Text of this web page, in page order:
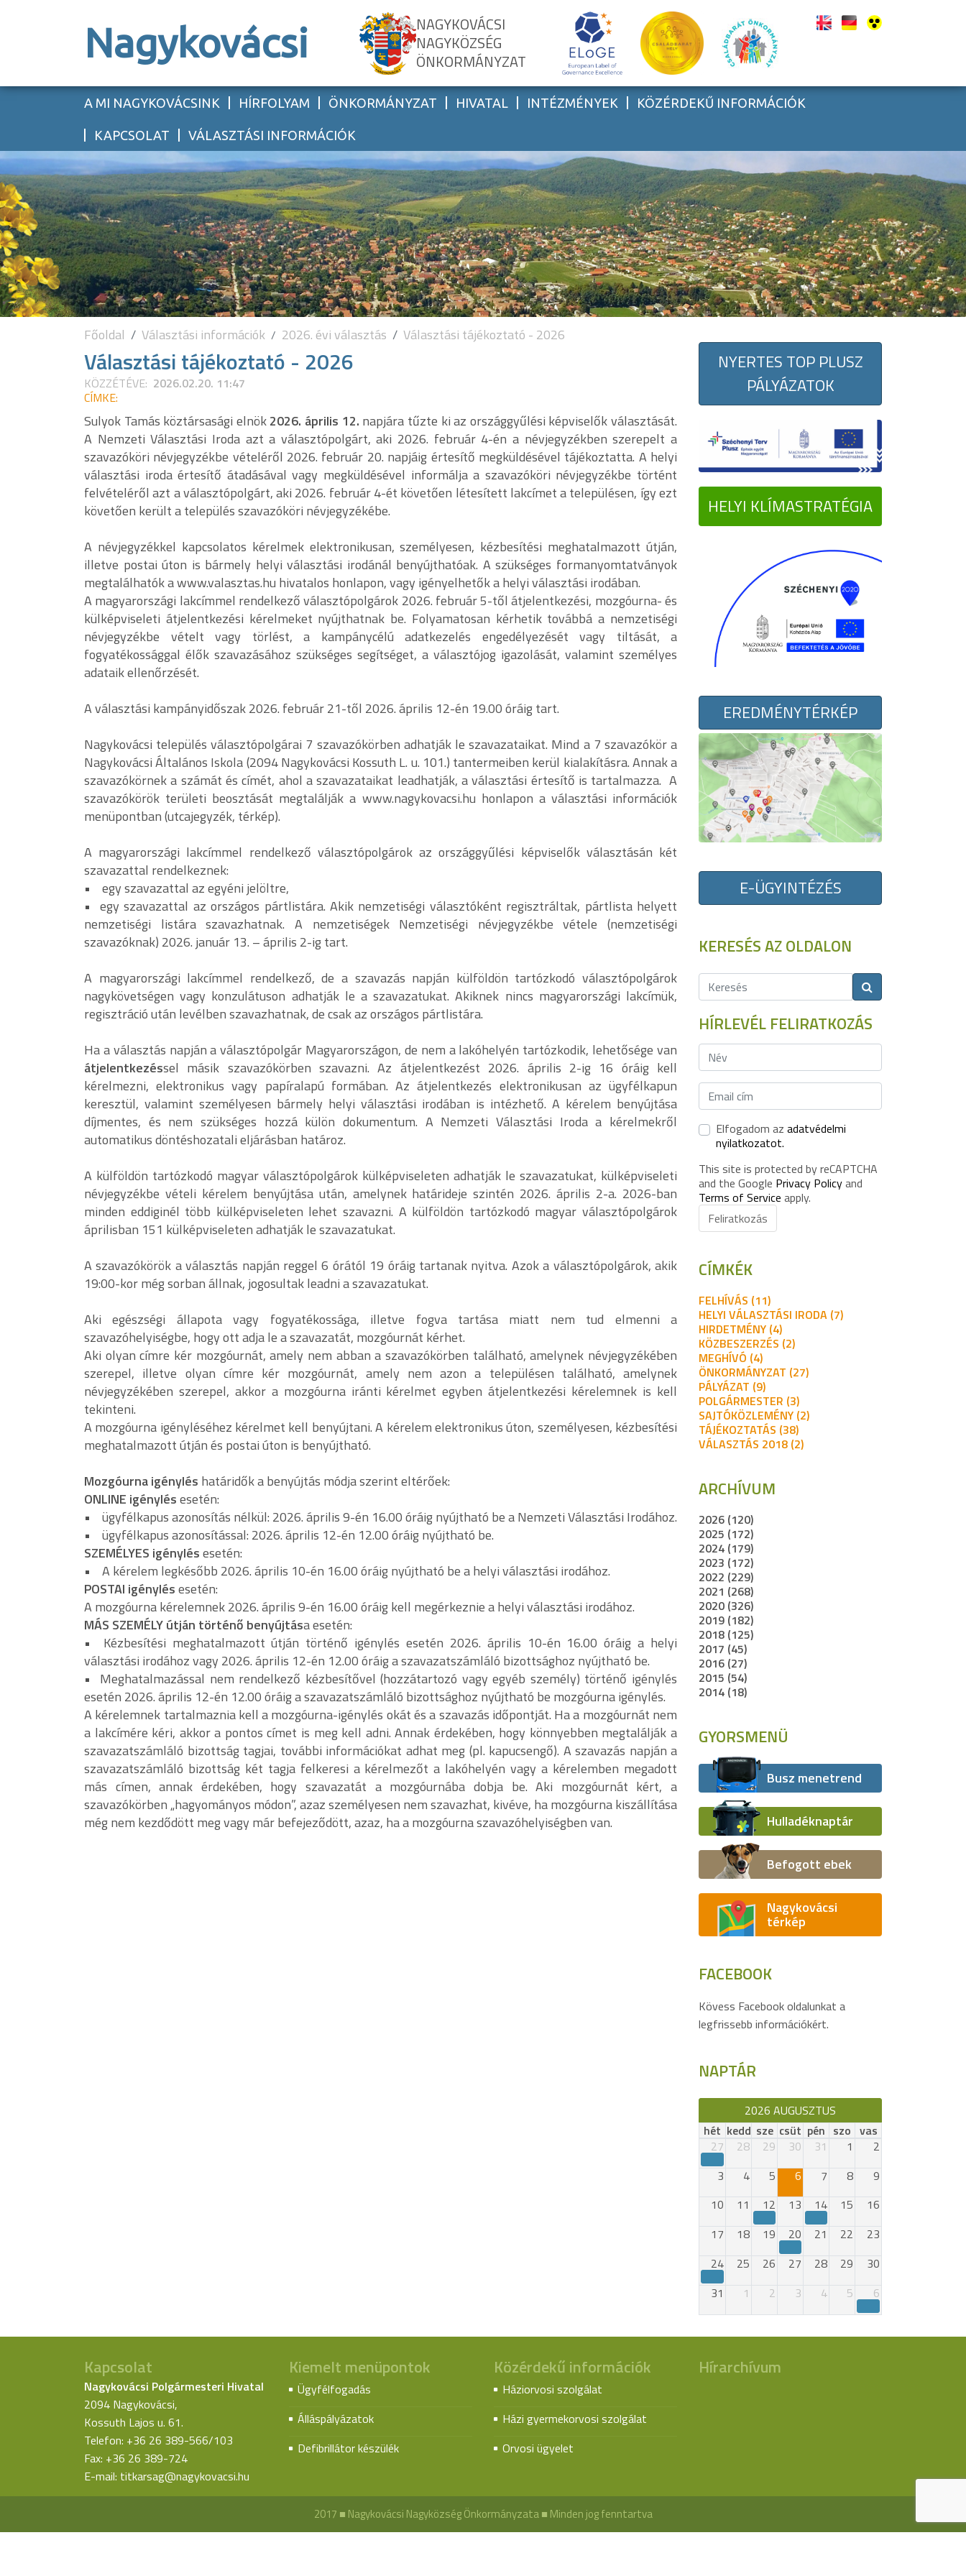
Nagykovácsi
NAGYKOVÁCSI
NAGYKÖZSÉG
ÖNKORMÁNYZAT
A MI NAGYKOVÁCSINK HÍRFOLYAM ÖNKORMÁNYZAT HIVATAL INTÉZMÉNYEK KÖZÉRDEKŰ INFORMÁCIÓK
KAPCSOLAT VÁLASZTÁSI INFORMÁCIÓK
Főoldal Választási információk 2026. évi választás Választási tájékoztató - 2026
Választási tájékoztató - 2026
KÖZZÉTÉVE: 2026.02.20. 11:47
CÍMKE:
Sulyok Tamás köztársasági elnök2026. április 12. napjára tűzte ki az országgyűlési képviselők választását.
A Nemzeti Választási Iroda azt a választópolgárt, aki 2026. február 4-én a névjegyzékben szerepelt a
szavazóköri névjegyzékbe vételéről 2026. február 20. napjáig értesítő megküldésével tájékoztatta. A helyi
választási iroda értesítő átadásával vagy megküldésével informálja a szavazóköri névjegyzékbe történt
felvételéről azt a választópolgárt, aki 2026. február 4-ét követően létesített lakcímet a településen, így ezt
követően került a település szavazóköri névjegyzékébe.
A névjegyzékkel kapcsolatos kérelmek elektronikusan, személyesen, kézbesítési meghatalmazott útján,
illetve postai úton is bármely helyi választási irodánál benyújthatóak. A szükséges formanyomtatványok
megtalálhatók a www.valasztas.hu hivatalos honlapon, vagy igényelhetők a helyi választási irodában.
A magyarországi lakcímmel rendelkező választópolgárok 2026. február 5-től átjelentkezési, mozgóurna- és
külképviseleti átjelentkezési kérelmeket nyújthatnak be. Folyamatosan kérhetik továbbá a nemzetiségi
névjegyzékbe vételt vagy törlést, a kampánycélú adatkezelés engedélyezését vagy tiltását, a
fogyatékossággal élők szavazásához szükséges segítséget, a választójog igazolását, valamint személyes
adataik ellenőrzését.
A választási kampányidőszak 2026. február 21-től 2026. április 12-én 19.00 óráig tart.
Nagykovácsi település választópolgárai 7 szavazókörben adhatják le szavazataikat. Mind a 7 szavazókör a
Nagykovácsi Általános Iskola (2094 Nagykovácsi Kossuth L. u. 101.) tantermeiben kerül kialakításra. Annak a
szavazókörnek a számát és címét, ahol a szavazataikat leadhatják, a választási értesítő is tartalmazza. A
szavazókörök területi beosztását megtalálják a www.nagykovacsi.hu honlapon a választási információk
menüpontban (utcajegyzék, térkép).
A magyarországi lakcímmel rendelkező választópolgárok az országgyűlési képviselők választásán két
szavazattal rendelkeznek:
• egy szavazattal az egyéni jelöltre,
• egy szavazattal az országos pártlistára. Akik nemzetiségi választóként regisztráltak, pártlista helyett
nemzetiségi listára szavazhatnak. A nemzetiségek Nemzetiségi névjegyzékbe vétele (nemzetiségi
szavazóknak) 2026. január 13. – április 2-ig tart.
A magyarországi lakcímmel rendelkező, de a szavazás napján külföldön tartózkodó választópolgárok
nagykövetségen vagy konzulátuson adhatják le a szavazatukat. Akiknek nincs magyarországi lakcímük,
regisztráció után levélben szavazhatnak, de csak az országos pártlistára.
Ha a választás napján a választópolgár Magyarországon, de nem a lakóhelyén tartózkodik, lehetősége van
átjelentkezéssel másik szavazókörben szavazni. Az átjelentkezést 2026. április 2-ig 16 óráig kell
kérelmezni, elektronikus vagy papíralapú formában. Az átjelentkezés elektronikusan az ügyfélkapun
keresztül, valamint személyesen bármely helyi választási irodában is intézhető. A kérelem benyújtása
díjmentes, és nem szükséges hozzá külön dokumentum. A Nemzeti Választási Iroda a kérelmekről
automatikus döntéshozatali eljárásban határoz.
A külföldön tartózkodó magyar választópolgárok külképviseleten adhatják le szavazatukat, külképviseleti
névjegyzékbe vételi kérelem benyújtása után, amelynek határideje szintén 2026. április 2-a. 2026-ban
minden eddiginél több külképviseleten lehet szavazni. A külföldön tartózkodó magyar választópolgárok
áprilisban 151 külképviseleten adhatják le szavazatukat.
A szavazókörök a választás napján reggel 6 órától 19 óráig tartanak nyitva. Azok a választópolgárok, akik
19:00-kor még sorban állnak, jogosultak leadni a szavazatukat.
Aki egészségi állapota vagy fogyatékossága, illetve fogva tartása miatt nem tud elmenni a
szavazóhelyiségbe, hogy ott adja le a szavazatát, mozgóurnát kérhet.
Aki olyan címre kér mozgóurnát, amely nem abban a szavazókörben található, amelynek névjegyzékében
szerepel, illetve olyan címre kér mozgóurnát, amely nem azon a településen található, amelynek
névjegyzékében szerepel, akkor a mozgóurna iránti kérelmet egyben átjelentkezési kérelemnek is kell
tekinteni.
A mozgóurna igényléséhez kérelmet kell benyújtani. A kérelem elektronikus úton, személyesen, kézbesítési
meghatalmazott útján és postai úton is benyújtható.
Mozgóurna igénylés határidők a benyújtás módja szerint eltérőek:
ONLINE igénylésesetén:
• ügyfélkapus azonosítás nélkül: 2026. április 9-én 16.00 óráig nyújtható be a Nemzeti Választási Irodához.
• ügyfélkapus azonosítással: 2026. április 12-én 12.00 óráig nyújtható be.
SZEMÉLYES igénylésesetén:
• A kérelem legkésőbb 2026. április 10-én 16.00 óráig nyújtható be a helyi választási irodához.
POSTAI igénylésesetén:
A mozgóurna kérelemnek 2026. április 9-én 16.00 óráig kell megérkeznie a helyi választási irodához.
MÁS SZEMÉLY útján történő benyújtása esetén:
• Kézbesítési meghatalmazott útján történő igénylés esetén 2026. április 10-én 16.00 óráig a helyi
választási irodához vagy 2026. április 12-én 12.00 óráig a szavazatszámláló bizottsághoz nyújtható be.
• Meghatalmazással nem rendelkező kézbesítővel (hozzátartozó vagy egyéb személy) történő igénylés
esetén 2026. április 12-én 12.00 óráig a szavazatszámláló bizottsághoz nyújtható be mozgóurna igénylés.
A kérelemnek tartalmaznia kell a mozgóurna-igénylés okát és a szavazás időpontját. Ha a mozgóurnát nem
a lakcímére kéri, akkor a pontos címet is meg kell adni. Annak érdekében, hogy könnyebben megtalálják a
szavazatszámláló bizottság tagjai, további információkat adhat meg (pl. kapucsengő). A szavazás napján a
szavazatszámláló bizottság két tagja felkeresi a kérelmezőt a lakóhelyén vagy a kérelemben megadott
más címen, annak érdekében, hogy szavazatát a mozgóurnába dobja be. Aki mozgóurnát kért, a
szavazókörben „hagyományos módon”, azaz személyesen nem szavazhat, kivéve, ha mozgóurna kiszállítása
még nem kezdődött meg vagy már befejeződött, azaz, ha a mozgóurna szavazóhelyiségben van.
NYERTES TOP PLUSZ
PÁLYÁZATOK
HELYI KLÍMASTRATÉGIA
EREDMÉNYTÉRKÉP
E-ÜGYINTÉZÉS
KERESÉS AZ OLDALON
HÍRLEVÉL FELIRATKOZÁS
Elfogadom az adatvédelmi
nyilatkozatot.
This site is protected by reCAPTCHA
and the Google Privacy Policyand
Terms of Service apply.
Feliratkozás
CÍMKÉK
FELHÍVÁS (11)
HELYI VÁLASZTÁSI IRODA (7)
HIRDETMÉNY (4)
KÖZBESZERZÉS (2)
MEGHÍVÓ (4)
ÖNKORMÁNYZAT (27)
PÁLYÁZAT (9)
POLGÁRMESTER (3)
SAJTÓKÖZLEMÉNY (2)
TÁJÉKOZTATÁS (38)
VÁLASZTÁS 2018 (2)
ARCHÍVUM
2026 (120)
2025 (172)
2024 (179)
2023 (172)
2022 (229)
2021 (268)
2020 (326)
2019 (182)
2018 (125)
2017 (45)
2016 (27)
2015 (54)
2014 (18)
GYORSMENÜ
Busz menetrend
Hulladéknaptár
Befogott ebek
Nagykovácsi
térkép
FACEBOOK
Kövess Facebook oldalunkat a
legfrissebb információkért.
NAPTÁR
2026 AUGUSZTUS
hét kedd sze csüt pén szo vas
27
28 29 30 31 1
2
3
4 5 6 7 8
9
10
11 12 13 14 15
16
17
18 19 20 21 22
23
24
25 26 27 28 29
30
31
1 2 3 4 5 6
Kapcsolat
Nagykovácsi Polgármesteri Hivatal
2094 Nagykovácsi,
Kossuth Lajos u. 61.
Telefon: +36 26 389-566/103
Fax: +36 26 389-724
E-mail: titkarsag@nagykovacsi.hu
Kiemelt menüpontok
Ügyfélfogadás
Álláspályázatok
Defibrillátor készülék
Közérdekű információk
Háziorvosi szolgálat
Házi gyermekorvosi szolgálat
Orvosi ügyelet
Hírarchívum
2017 ■ Nagykovácsi Nagyközség Önkormányzata ■ Minden jog fenntartva